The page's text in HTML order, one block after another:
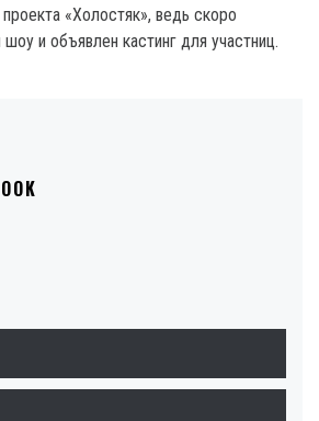
«Холостяк», ведь скоро
и объявлен кастинг для участниц.